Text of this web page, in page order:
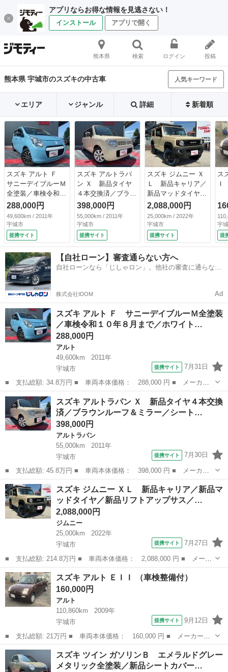
アプリならお得な情報を見逃さない！
インストール アプリで開く
熊本県 検索 ログイン 投稿
熊本県 宇城市のスズキの中古車 人気キーワード
エリア ジャンル 詳細 新着順
スズキ アルト Ｆ
サニーデイブルーＭ
全塗装／車検令和１
０年８月まで／ホワ
イトルーフ／キーレ
ス／ヘッドライトリ
ペア済／社外アルミ
／オートマ／エアコ
ン／禁煙車／パワス
テ／パワーウインド
ウ／純正ＣＤラジオ
オーディオ （検
10.8）
288,000円
49,600km / 2011年
宇城市
提携サイト
スズキ アルトラパ
ン Ｘ 新品タイヤ
４本交換済／ブラウ
ンルーフ＆ミラー／
シートカバー／プッ
シュスタート／ライ
トスモーク加工ヘッ
ドライト／車検令和
１０年８月まで／純
正アルミ／エアコン
／パワステ／パワー
連動ナビ （検10.8）
398,000円
55,000km / 2011年
宇城市
提携サイト
スズキ ジムニー Ｘ
Ｌ 新品キャリア／
新品マッドタイヤ／
新品リフトアップサ
ス／新品シートカバ
ー／社外ナビ／フル
セグＴＶ／ＥＴＣ／
３６０度ドラレコ／
バックカメラ／シー
トヒーター／４ＷＤ
ターボ／セーフティ
2,088,000円
25,000km / 2022年
宇城市
提携サイト
ス
Ｉ
宇
提
【自社ローン】審査通らない方へ
自社ローンなら「じしゃロン」。他社の審査に通らなか
株式会社IDOM Ad
スズキ アルト Ｆ サニーデイブルーＭ全塗装
／車検令和１０年８月まで／ホワイト…
288,000円
アルト
49,600km
2011年
宇城市
提携サイト 7月31日
■ 支払総額: 34.8万円 ■ 車両本体価格： 288,000 円 ■ メーカー
名： スズキ ■ 車種名： アルト ■ グレード名： Ｆ サニーデ
イブルーＭ全塗装／車検令和１０年８月まで／ホワイトルーフ／キー
レス／ヘッド...
熊本 宇城市 アルト
スズキ アルトラパン Ｘ 新品タイヤ４本交換
済／ブラウンルーフ＆ミラー／シート…
398,000円
アルトラパン
55,000km
2011年
宇城市
提携サイト 7月30日
■ 支払総額: 45.8万円 ■ 車両本体価格： 398,000 円 ■ メーカー
名： スズキ ■ 車種名： アルトラパン ■ グレード名： Ｘ 新
品タイヤ４本交換済／ブラウンルーフ＆ミラー／シートカバー／プッ
シュスタート...
熊本 宇城市 アルトラパン
スズキ ジムニー ＸＬ 新品キャリア／新品マ
ッドタイヤ／新品リフトアップサス／…
2,088,000円
ジムニー
25,000km
2022年
宇城市
提携サイト 7月27日
■ 支払総額: 214.8万円 ■ 車両本体価格： 2,088,000 円 ■ メーカ
ー名： スズキ ■ 車種名： ジムニー ■ グレード名： ＸＬ 新
品キャリア／新品マッドタイヤ／新品リフトアップサス／新品シート
カバー／...
熊本 宇城市 ジムニー
スズキ アルト ＥＩＩ （車検整備付）
160,000円
アルト
110,860km
2009年
宇城市
提携サイト 9月12日
■ 支払総額: 21万円 ■ 車両本体価格： 160,000 円 ■ メーカー
名： スズキ ■ 車種名： アルト ■ グレード名： ＥＩＩ ■ 排
気量： 660cc ■ ドア枚数： 5D ■ ミッション： AT3速 ■ 店...
熊本 宇城市 アルト
スズキ ツイン ガソリンＢ エメラルドグレー
メタリック全塗装／新品シートカバー…